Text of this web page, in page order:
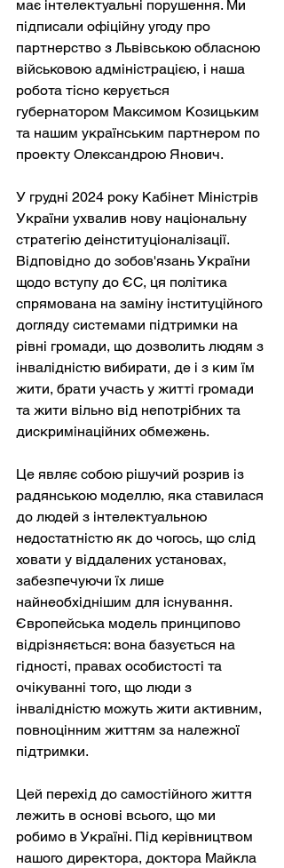
має інтелектуальні порушення. Ми
підписали офіційну угоду про
партнерство з Львівською обласною
військовою адміністрацією, і наша
робота тісно керується
губернатором Максимом Козицьким
та нашим українським партнером по
проекту Олександрою Янович.
У грудні 2024 року Кабінет Міністрів
України ухвалив нову національну
стратегію деінституціоналізації.
Відповідно до зобов'язань України
щодо вступу до ЄС, ця політика
спрямована на заміну інституційного
догляду системами підтримки на
рівні громади, що дозволить людям з
інвалідністю вибирати, де і з ким їм
жити, брати участь у житті громади
та жити вільно від непотрібних та
дискримінаційних обмежень.
Це являє собою рішучий розрив із
радянською моделлю, яка ставилася
до людей з інтелектуальною
недостатністю як до чогось, що слід
ховати у віддалених установах,
забезпечуючи їх лише
найнеобхіднішим для існування.
Європейська модель принципово
відрізняється: вона базується на
гідності, правах особистості та
очікуванні того, що люди з
інвалідністю можуть жити активним,
повноцінним життям за належної
підтримки.
Цей перехід до самостійного життя
лежить в основі всього, що ми
робимо в Україні. Під керівництвом
нашого директора, доктора Майкла